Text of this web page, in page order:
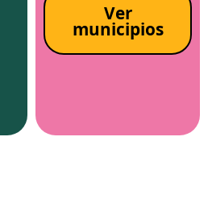
Ver
municipios